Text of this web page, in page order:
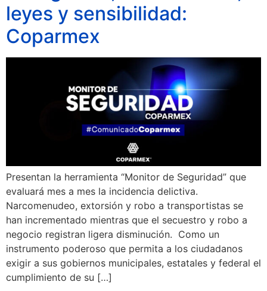
leyes y sensibilidad:
Coparmex
Presentan la herramienta “Monitor de Seguridad” que
evaluará mes a mes la incidencia delictiva.
Narcomenudeo, extorsión y robo a transportistas se
han incrementado mientras que el secuestro y robo a
negocio registran ligera disminución. Como un
instrumento poderoso que permita a los ciudadanos
exigir a sus gobiernos municipales, estatales y federal el
cumplimiento de su […]